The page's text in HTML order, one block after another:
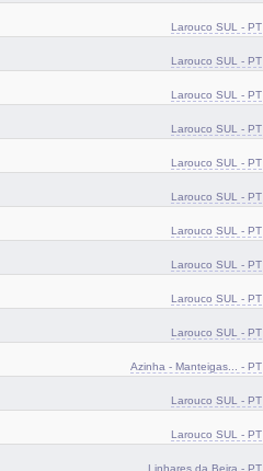
Larouco SUL - PT
Larouco SUL - PT
Larouco SUL - PT
Larouco SUL - PT
Larouco SUL - PT
Larouco SUL - PT
Larouco SUL - PT
Larouco SUL - PT
Larouco SUL - PT
Larouco SUL - PT
Azinha - Manteigas... - PT
Larouco SUL - PT
Larouco SUL - PT
Linhares da Beira - PT